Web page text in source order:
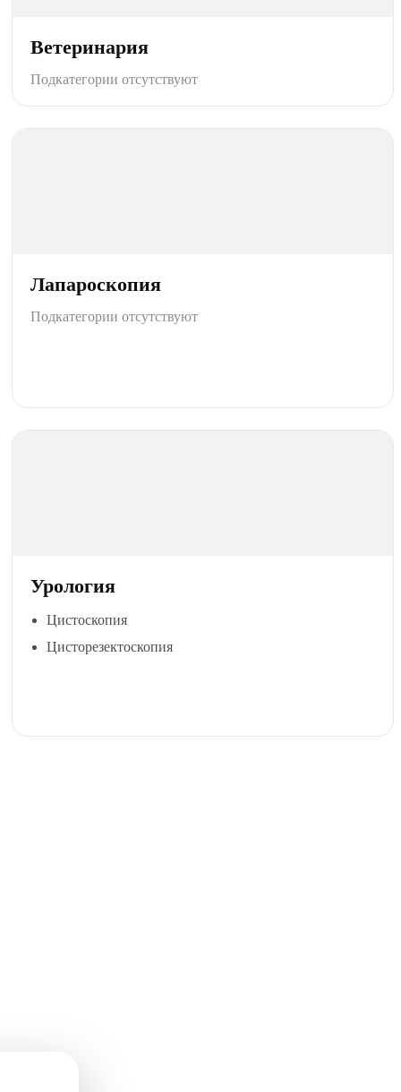
Ветеринария
Подкатегории отсутствуют
Лапароскопия
Подкатегории отсутствуют
Урология
Цистоскопия
Цисторезектоскопия